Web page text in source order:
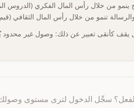
ينمو من خلال رأس المال الفكري (الدروس
تنمو من خلال رأس المال
كأنقى تعبير عن ذلك: وصول غير محدود
سجِّل الدخول لترى مستوى وصولك